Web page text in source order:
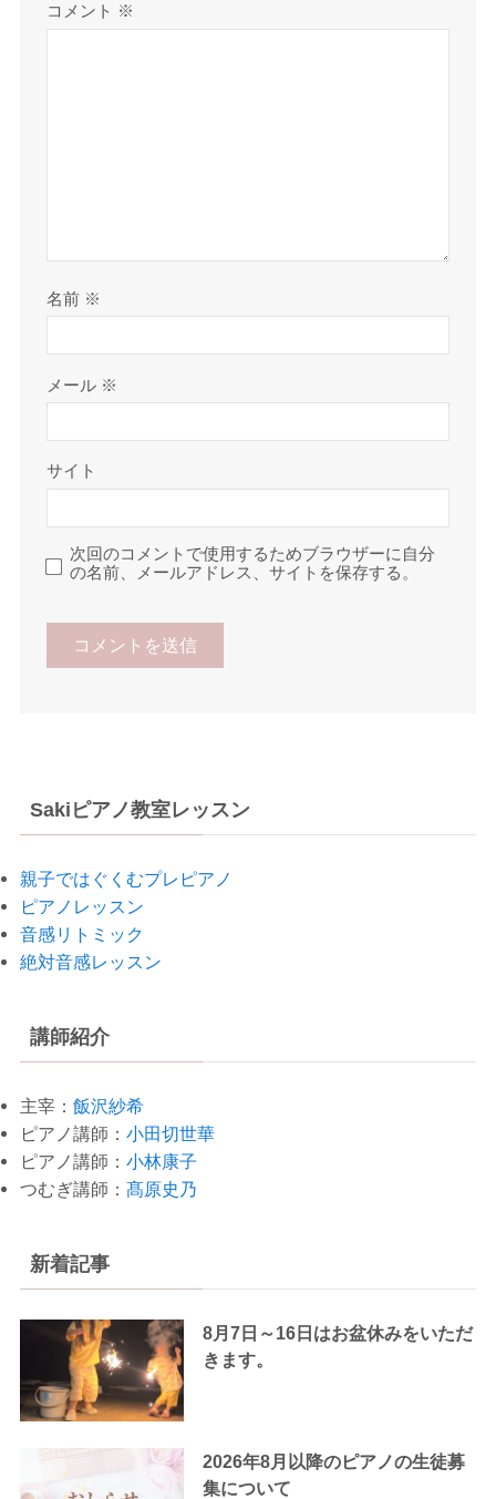
コメント ※
名前 ※
メール ※
サイト
次回のコメントで使用するためブラウザーに自分
の名前、メールアドレス、サイトを保存する。
Sakiピアノ教室レッスン
親子ではぐくむプレピアノ
ピアノレッスン
音感リトミック
絶対音感レッスン
講師紹介
主宰： 飯沢紗希
ピアノ講師： 小田切世華
ピアノ講師： 小林康子
つむぎ講師： 髙原史乃
新着記事
8月7日～16日はお盆休みをいただ
きます。
2026年8月以降のピアノの生徒募
集について